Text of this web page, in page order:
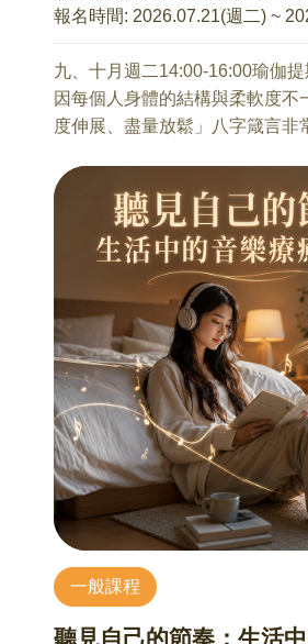
(下列花藝照片僅供參考)
⏺︎ 預計報名繳費截止日：2026
報名時間: 2026.07.21(週二) ~
九、十月週二14:00-16:00瑜伽提
因每個人身體的結構與柔軟度不
度伸展、盡量放鬆」八字箴言非
要在個人極限範圍內，溫和的伸
課程目標：調節體重、修勻曲線
除緊張、平衡情緒、改變體質、
疾病、延緩老化。
【課程資訊】
授課講師：張蕙莉 老師
講師介紹：日本瑜珈指導協會，
導教師
內湖社區大學94年度金牌講師、
局、(信義、內湖、松山、南港)
藝文推廣處、市政府民政局民生
開課堂數：一期八堂，9/8、9/
10/6、10/13、10/20、10/27 (9/
開課)
一般課程
聽見自己的節奏：生活